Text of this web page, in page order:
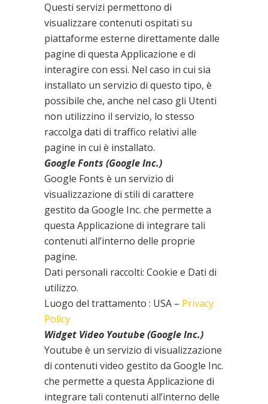
Questi servizi permettono di
visualizzare contenuti ospitati su
piattaforme esterne direttamente dalle
pagine di questa Applicazione e di
interagire con essi. Nel caso in cui sia
installato un servizio di questo tipo, è
possibile che, anche nel caso gli Utenti
non utilizzino il servizio, lo stesso
raccolga dati di traffico relativi alle
pagine in cui è installato.
Google Fonts (Google Inc.)
Google Fonts è un servizio di
visualizzazione di stili di carattere
gestito da Google Inc. che permette a
questa Applicazione di integrare tali
contenuti all’interno delle proprie
pagine.
Dati personali raccolti: Cookie e Dati di
utilizzo.
Luogo del trattamento : USA – Privacy
Policy
Widget Video Youtube (Google Inc.)
Youtube è un servizio di visualizzazione
di contenuti video gestito da Google Inc.
che permette a questa Applicazione di
integrare tali contenuti all’interno delle